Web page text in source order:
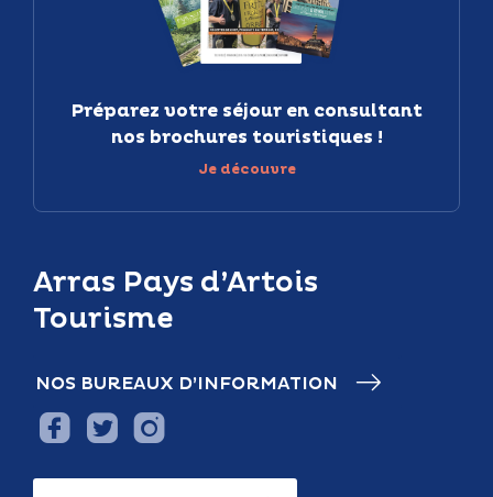
Arras Pays d’Artois
Tourisme
NOS BUREAUX D’INFORMATION
Préparez votre séjour en consultant
nos brochures touristiques !
Je découvre